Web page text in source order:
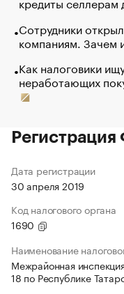
Сотрудники
компаниям. Зачем
Как налоговики
неработающих
Дата регистрации
30 апреля 2019
Код налогового органа
1690
Наименование
Межрайонная
18 по Республике